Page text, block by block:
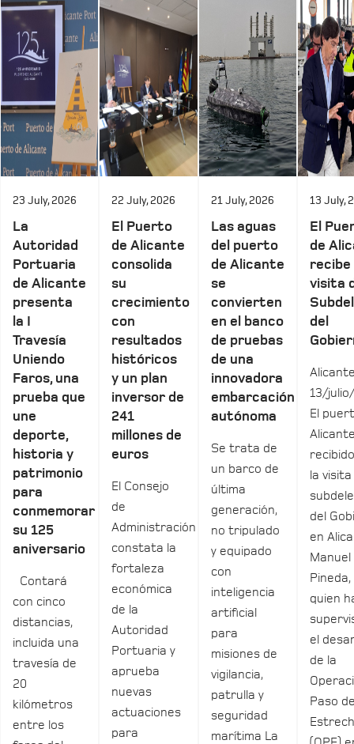
23 July, 2026
La
Autoridad
Portuaria
de Alicante
presenta
la I
Travesía
Uniendo
Faros, una
prueba que
une
deporte,
historia y
patrimonio
para
conmemorar
su 125
aniversario
Contará
con cinco
distancias,
incluida una
travesía de
20
kilómetros
entre los
22 July, 2026
El Puerto
de Alicante
consolida
su
crecimiento
con
resultados
históricos
y un plan
inversor de
241
millones de
euros
El Consejo
de
Administración
constata la
fortaleza
económica
de la
Autoridad
Portuaria y
aprueba
nuevas
actuaciones
para
21 July, 2026
Las aguas
del puerto
de Alicante
se
convierten
en el banco
de pruebas
de una
innovadora
embarcación
autónoma
Se trata de
un barco de
última
generación,
no tripulado
y equipado
con
inteligencia
artificial
para
misiones de
vigilancia,
patrulla y
seguridad
marítima La
13 July,
El
de
recibe
visita
del
13/
El
la
del
en
Manuel
Pineda,
quien
el
de la
Paso